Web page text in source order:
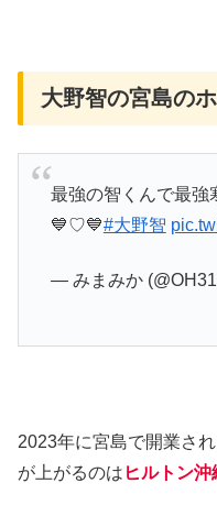
大野智の宮島の
最強の智くんで最強
💙♡💙#大野智
— みまみか
2023年に宮島で開業さ
が上がるのは ヒルトン